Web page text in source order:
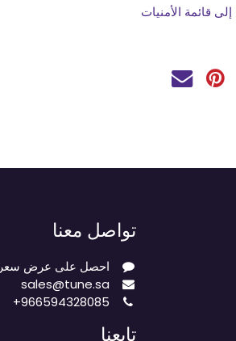
تواصل معنا
احصل على عرض سعر
sales@tune.sa
+966594328085
تابعنا